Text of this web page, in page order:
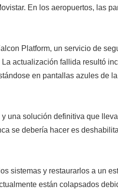
En los aeropuertos, las
Platform, un servicio de
La actualización fallida resultó
en pantallas azules de
una solución definitiva que
se debería hacer es
sistemas y restaurarlos a un
están colapsados